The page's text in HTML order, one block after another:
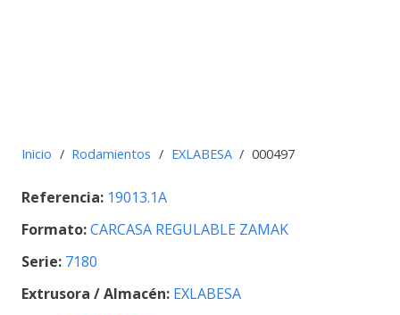
Inicio / Rodamientos / EXLABESA / 000497
Referencia: 19013.1A
Formato:CARCASA REGULABLE ZAMAK
Serie: 7180
Extrusora / Almacén: EXLABESA